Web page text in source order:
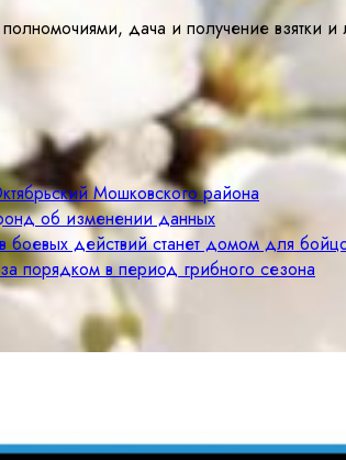
дача и получение взятки
Мошковского района
об изменении данных
действий станет домом для
порядком в период грибного сезона